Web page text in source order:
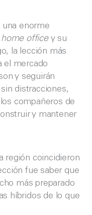
una enorme
home office y su
la lección más
el mercado
y seguirán
distracciones,
compañeros de
y mantener
región coincidieron
fue saber que
más preparado
híbridos de lo que